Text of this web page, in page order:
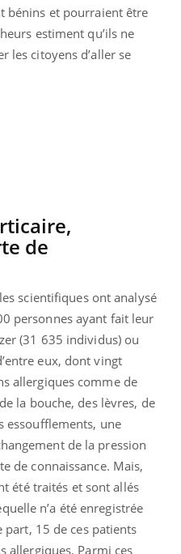
bénins et pourraient être
estiment qu’ils ne
les citoyens d’aller se
de
scientifiques ont analysé
personnes ayant fait leur
(31 635 individus) ou
eux, dont vingt
allergiques comme de
la bouche, des lèvres, de
essoufflements, une
de la pression
de connaissance. Mais,
été traités et sont allés
n’a été enregistrée
part, 15 de ces patients
allergiques. Parmi ces